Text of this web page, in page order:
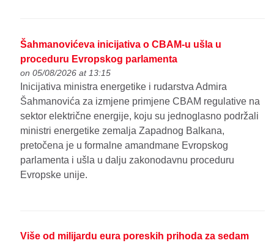
Šahmanovićeva inicijativa o CBAM-u ušla u
proceduru Evropskog parlamenta
on 05/08/2026 at 13:15
Inicijativa ministra energetike i rudarstva Admira
Šahmanovića za izmjene primjene CBAM regulative na
sektor električne energije, koju su jednoglasno podržali
ministri energetike zemalja Zapadnog Balkana,
pretočena je u formalne amandmane Evropskog
parlamenta i ušla u dalju zakonodavnu proceduru
Evropske unije.
Više od milijardu eura poreskih prihoda za sedam